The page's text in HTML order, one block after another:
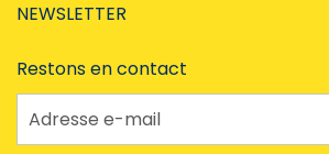
NEWSLETTER
Restons en contact
Adresse e-mail